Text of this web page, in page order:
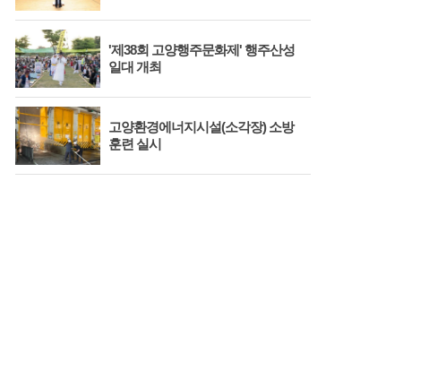
'제38회 고양행주문화제' 행주산성
일대 개최
고양환경에너지시설(소각장) 소방
훈련 실시